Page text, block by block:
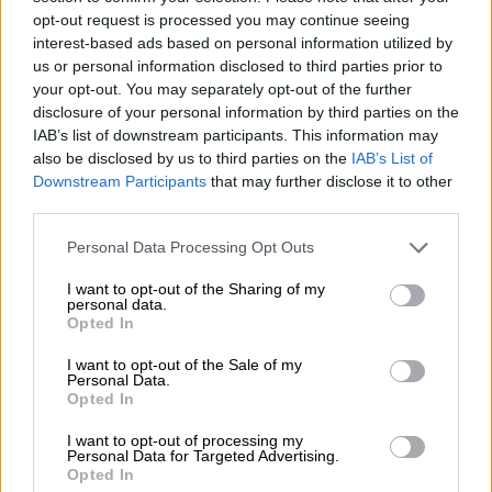
opt-out request is processed you may continue seeing
interest-based ads based on personal information utilized by
us or personal information disclosed to third parties prior to
your opt-out. You may separately opt-out of the further
disclosure of your personal information by third parties on the
IAB’s list of downstream participants. This information may
also be disclosed by us to third parties on the IAB’s List of
Downstream Participants that may further disclose it to other
Please note that this website/app uses one or more Google
not limited to your visit or usage behaviour. You may click to
grant or deny consent to Google and its third-party tags to
use your data for below specified purposes in below Google
consent section.
Personal Data Processing Opt Outs
I want to opt-out of the Sharing of my
personal data.
Opted In
I want to opt-out of the Sale of my
Personal Data.
Opted In
I want to opt-out of processing my
Personal Data for Targeted Advertising.
Opted In
Σχέδια Βιώσιμης Αστικής
Κινητικότηταςπου προβλέπουν για
τους φορείς εκπόνησης την υποχρέωση
εξέτασης θεμάτων προσβασιμότητας
και οδικής ασφάλειας, με ειδική
αναφορά στα άτομα με αναπηρία και στα
εμποδιζόμενα άτομα, επιψηφίστηκαν
ΑΜεΑ και δημιουργήθηκε Μητρώο
Παροχών Αναπηρίας στο οποίο
καταγράφονται οι διευκολύνσεις, τα
δικαιούνται οι εν λόγω συμπολίτες μας.
πρόσθεσε πως συνεχίζεται ηυλοποίηση
κυβερνητικής στρατηγικής